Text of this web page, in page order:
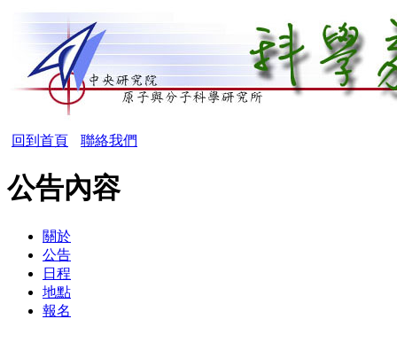
回到首頁 聯絡我們
公告內容
關於
公告
日程
地點
報名